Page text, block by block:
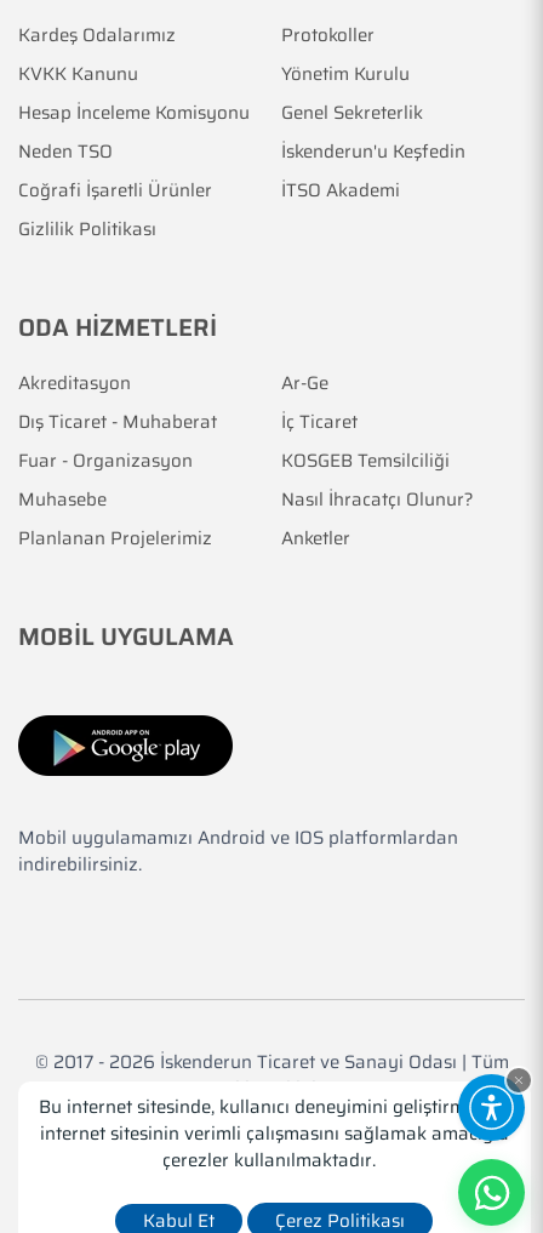
Kardeş Odalarımız
Protokoller
KVKK Kanunu
Yönetim Kurulu
Hesap İnceleme Komisyonu
Genel Sekreterlik
Neden TSO
İskenderun'u Keşfedin
Coğrafi İşaretli Ürünler
İTSO Akademi
Gizlilik Politikası
ODA HİZMETLERİ
Akreditasyon
Ar-Ge
Dış Ticaret - Muhaberat
İç Ticaret
Fuar - Organizasyon
KOSGEB Temsilciliği
Muhasebe
Nasıl İhracatçı Olunur?
Planlanan Projelerimiz
Anketler
MOBİL UYGULAMA
Mobil uygulamamızı Android ve IOS platformlardan
indirebilirsiniz.
© 2017 - 2026 İskenderun Ticaret ve Sanayi Odası | Tüm
Hakkı Saklıdır.
Web TasarımMedyatör İnteraktif
Bu internet sitesinde, kullanıcı deneyimini geliştirmek ve
internet sitesinin verimli çalışmasını sağlamak amacıyla
çerezler kullanılmaktadır.
Kabul Et Çerez Politikası